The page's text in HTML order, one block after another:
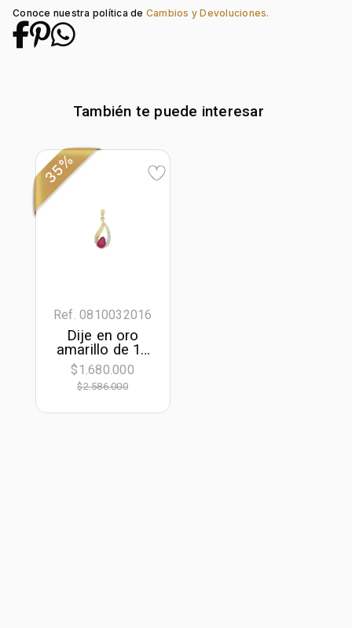
Piedra decoración: Diamante
Conoce nuestra política de Cambios y Devoluciones.
También te puede interesar
35%
Ref. 0810032016
Dije en oro
amarillo de 18
Kilates,
Lágrima, con
rubí central de
$1.680.000
$2.586.000